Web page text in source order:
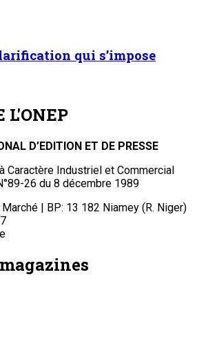
qui s’impose
L'ONEP
D’EDITION ET DE PRESSE
Caractère Industriel et Commercial
26 du 8 décembre 1989
| BP: 13 182 Niamey (R. Niger)